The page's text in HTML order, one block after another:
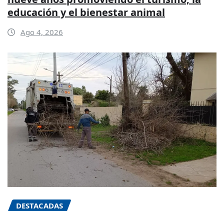
educación y el bienestar animal
Ago 4, 2026
DESTACADAS